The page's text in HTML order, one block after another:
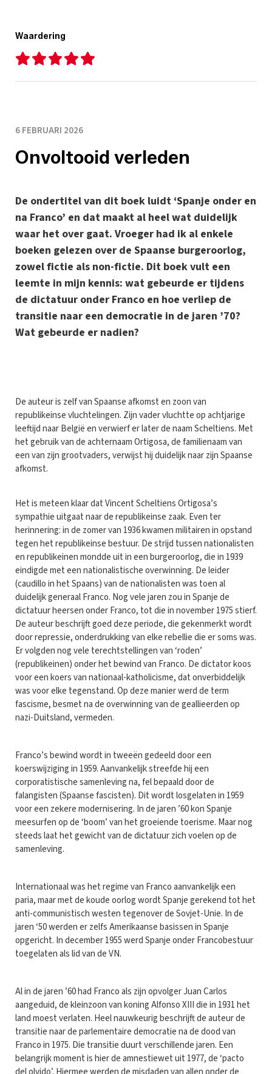
Waardering
6 FEBRUARI 2026
Onvoltooid verleden
De ondertitel van dit boek luidt ‘Spanje onder en
na Franco’ en dat maakt al heel wat duidelijk
waar het over gaat. Vroeger had ik al enkele
boeken gelezen over de Spaanse burgeroorlog,
zowel fictie als non-fictie. Dit boek vult een
leemte in mijn kennis: wat gebeurde er tijdens
de dictatuur onder Franco en hoe verliep de
transitie naar een democratie in de jaren ’70?
Wat gebeurde er nadien?
De auteur is zelf van Spaanse afkomst en zoon van
republikeinse vluchtelingen. Zijn vader vluchtte op achtjarige
leeftijd naar België en verwierf er later de naam Scheltiens. Met
het gebruik van de achternaam Ortigosa, de familienaam van
een van zijn grootvaders, verwijst hij duidelijk naar zijn Spaanse
afkomst.
Het is meteen klaar dat Vincent Scheltiens Ortigosa’s
sympathie uitgaat naar de republikeinse zaak. Even ter
herinnering: in de zomer van 1936 kwamen militairen in opstand
tegen het republikeinse bestuur. De strijd tussen nationalisten
en republikeinen mondde uit in een burgeroorlog, die in 1939
eindigde met een nationalistische overwinning. De leider
(caudillo in het Spaans) van de nationalisten was toen al
duidelijk generaal Franco. Nog vele jaren zou in Spanje de
dictatuur heersen onder Franco, tot die in november 1975 stierf.
De auteur beschrijft goed deze periode, die gekenmerkt wordt
door repressie, onderdrukking van elke rebellie die er soms was.
Er volgden nog vele terechtstellingen van ‘roden’
(republikeinen) onder het bewind van Franco. De dictator koos
voor een koers van nationaal-katholicisme, dat onverbiddelijk
was voor elke tegenstand. Op deze manier werd de term
fascisme, besmet na de overwinning van de geallieerden op
nazi-Duitsland, vermeden.
Franco’s bewind wordt in tweeën gedeeld door een
koerswijziging in 1959. Aanvankelijk streefde hij een
corporatistische samenleving na, fel bepaald door de
falangisten (Spaanse fascisten). Dit wordt losgelaten in 1959
voor een zekere modernisering. In de jaren ’60 kon Spanje
meesurfen op de ‘boom’ van het groeiende toerisme. Maar nog
steeds laat het gewicht van de dictatuur zich voelen op de
samenleving.
Internationaal was het regime van Franco aanvankelijk een
paria, maar met de koude oorlog wordt Spanje gerekend tot het
anti-communistisch westen tegenover de Sovjet-Unie. In de
jaren ‘50 werden er zelfs Amerikaanse basissen in Spanje
opgericht. In december 1955 werd Spanje onder Francobestuur
toegelaten als lid van de VN.
Al in de jaren ’60 had Franco als zijn opvolger Juan Carlos
aangeduid, de kleinzoon van koning Alfonso XIII die in 1931 het
land moest verlaten. Heel nauwkeurig beschrijft de auteur de
transitie naar de parlementaire democratie na de dood van
Franco in 1975. Die transitie duurt verschillende jaren. Een
belangrijk moment is hier de amnestiewet uit 1977, de ‘pacto